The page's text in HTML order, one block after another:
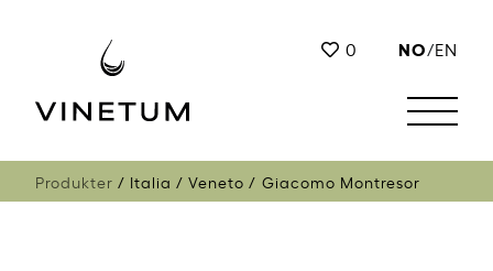
0 NO/EN
Produkter Italia Veneto Giacomo Montresor